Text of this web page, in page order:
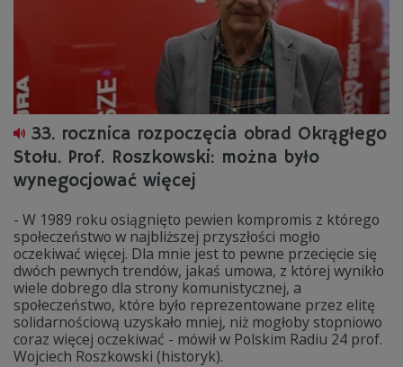
33. rocznica rozpoczęcia obrad Okrągłego
Stołu. Prof. Roszkowski: można było
wynegocjować więcej
- W 1989 roku osiągnięto pewien kompromis z którego
społeczeństwo w najbliższej przyszłości mogło
oczekiwać więcej. Dla mnie jest to pewne przecięcie się
dwóch pewnych trendów, jakaś umowa, z której wynikło
wiele dobrego dla strony komunistycznej, a
społeczeństwo, które było reprezentowane przez elitę
solidarnościową uzyskało mniej, niż mogłoby stopniowo
coraz więcej oczekiwać - mówił w Polskim Radiu 24 prof.
Wojciech Roszkowski (historyk).